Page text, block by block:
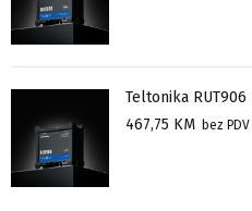
Teltonika RUT906
467,75 KM bez PDV